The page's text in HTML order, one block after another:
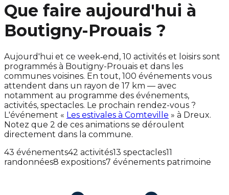
Que faire aujourd'hui à
Boutigny-Prouais ?
Aujourd'hui et ce week‑end, 10 activités et loisirs sont
programmés à Boutigny-Prouais et dans les
communes voisines. En tout, 100 événements vous
attendent dans un rayon de 17 km — avec
notamment au programme des événements,
activités, spectacles. Le prochain rendez-vous ?
L'événement « Les estivales à Comteville » à Dreux.
Notez que 2 de ces animations se déroulent
directement dans la commune.
43 événements42 activités13 spectacles11
randonnées8 expositions7 événements patrimoine